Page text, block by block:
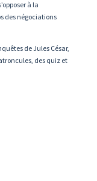
à la
des négociations
de Jules César,
des quiz et